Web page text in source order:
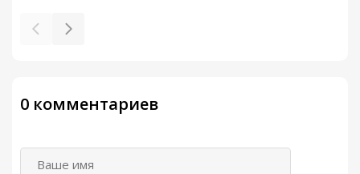
0 комментариев